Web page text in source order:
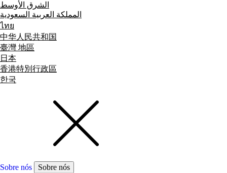
الشرق الأوسط
المملكة العربية السعودية
ไทย
中华人民共和国
臺灣 地區
日本
香港特別行政區
한국
Sobre nós
Sobre nós